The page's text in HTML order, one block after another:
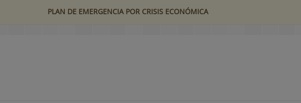
PLAN DE EMERGENCIA POR CRISIS ECONÓMICA